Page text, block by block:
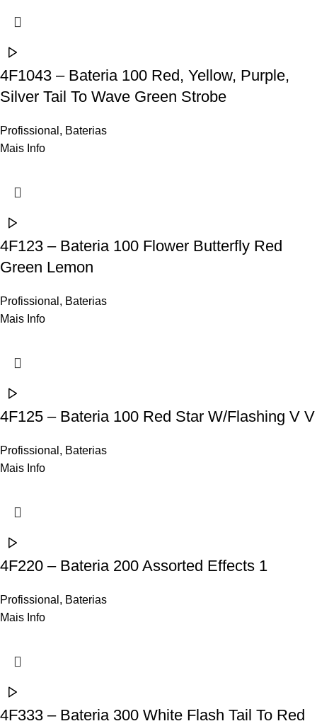
4F1043 – Bateria 100 Red, Yellow, Purple,
Silver Tail To Wave Green Strobe
Profissional , Baterias
Mais Info
4F123 – Bateria 100 Flower Butterfly Red
Green Lemon
Profissional , Baterias
Mais Info
4F125 – Bateria 100 Red Star W/Flashing V V
Profissional , Baterias
Mais Info
4F220 – Bateria 200 Assorted Effects 1
Profissional , Baterias
Mais Info
4F333 – Bateria 300 White Flash Tail To Red